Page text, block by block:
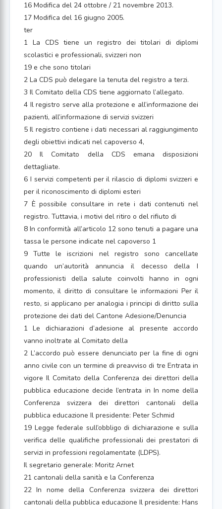
16 Modifica del 24 ottobre / 21 novembre 2013.
17 Modifica del 16 giugno 2005.
ter
1 La CDS tiene un registro dei titolari di diplomi
scolastici e professionali, svizzeri non
19 e che sono titolari
2 La CDS può delegare la tenuta del registro a terzi.
3 Il Comitato della CDS tiene aggiornato l’allegato.
4 Il registro serve alla protezione e all’informazione dei
pazienti, all’informazione di servizi svizzeri
5 Il registro contiene i dati necessari al raggiungimento
degli obiettivi indicati nel capoverso 4,
20 Il Comitato della CDS emana disposizioni
dettagliate.
6 I servizi competenti per il rilascio di diplomi svizzeri e
per il riconoscimento di diplomi esteri
7 È possibile consultare in rete i dati contenuti nel
registro. Tuttavia, i motivi del ritiro o del rifiuto di
8 In conformità all’articolo 12 sono tenuti a pagare una
tassa le persone indicate nel capoverso 1
9 Tutte le iscrizioni nel registro sono cancellate
quando un’autorità annuncia il decesso della I
professionisti della salute coinvolti hanno in ogni
momento, il diritto di consultare le informazioni Per il
resto, si applicano per analogia i principi di diritto sulla
protezione dei dati del Cantone Adesione/Denuncia
1 Le dichiarazioni d’adesione al presente accordo
vanno inoltrate al Comitato della
2 L’accordo può essere denunciato per la fine di ogni
anno civile con un termine di preavviso di tre Entrata in
vigore Il Comitato della Conferenza dei direttori della
pubblica educazione decide l’entrata in In nome della
Conferenza svizzera dei direttori cantonali della
pubblica educazione Il presidente: Peter Schmid
19 Legge federale sull’obbligo di dichiarazione e sulla
verifica delle qualifiche professionali dei prestatori di
servizi in professioni regolamentate (LDPS).
Il segretario generale: Moritz Arnet
21 cantonali della sanità e la Conferenza
22 In nome della Conferenza svizzera dei direttori
cantonali della pubblica educazione Il presidente: Hans